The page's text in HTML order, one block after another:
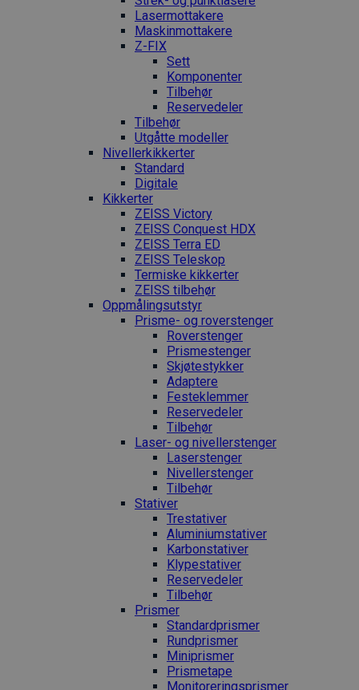
Laser­mottakere
Maskin­mottakere
Z-FIX
Sett
Komponenter
Tilbehør
Reservedeler
Tilbehør
Utgåtte modeller
Nivellerkikkerter
Standard
Digitale
Kikkerter
ZEISS Victory
ZEISS Conquest HDX
ZEISS Terra ED
ZEISS Teleskop
Termiske kikkerter
ZEISS tilbehør
Oppmålings­utstyr
Prisme- og roverstenger
Roverstenger
Prismestenger
Skjøtestykker
Adaptere
Festeklemmer
Reservedeler
Tilbehør
Laser- og nivellerstenger
Laserstenger
Nivellerstenger
Tilbehør
Stativer
Trestativer
Aluminiumstativer
Karbonstativer
Klypestativer
Reservedeler
Tilbehør
Prismer
Standardprismer
Rundprismer
Miniprismer
Prismetape
Monitoreringsprismer